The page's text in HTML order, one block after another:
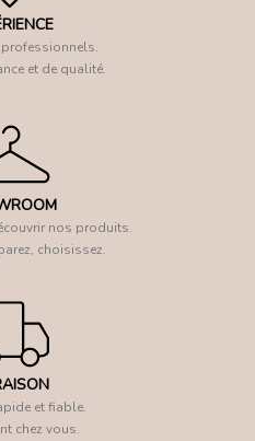
et de qualité.
nos produits.
choisissez.
et fiable.
chez vous.